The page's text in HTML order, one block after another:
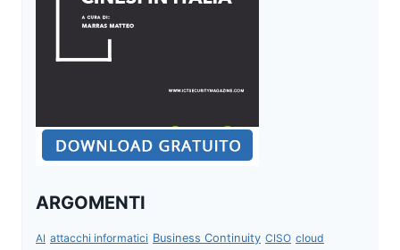
ARGOMENTI
AI attacchi informatici Business Continuity CISO cloud